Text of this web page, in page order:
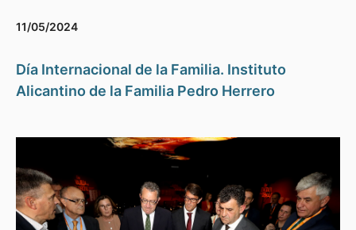
11/05/2024
Día Internacional de la Familia. Instituto
Alicantino de la Familia Pedro Herrero